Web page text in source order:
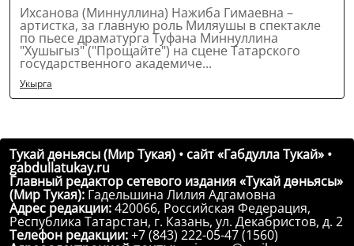
Ихсанова (Миннуллина) Нажиба Гимаевна –
артистка, за главную роль Миляушы в спектакле
по пьесе драматурга Туфана Миннуллина
"Хушыгыз" ("Прощайте") на сцене Татарского
государственного академиче...
Укырга
Тукай дөньясы (Мир Тукая) • сайт «Габдулла Тукай» •
gabdullatukay.ru
Главный редактор сетевого издания «Тукай дөньясы»
(Мир Тукая): Гадельшина Лилия Адгамовна
Адрес редакции:420066, Российская Федерация,
Республика Татарстан, г. Казань, ул. Декабристов, д. 2
Телефон редакции:+7 (843) 222-05-47 (1560)